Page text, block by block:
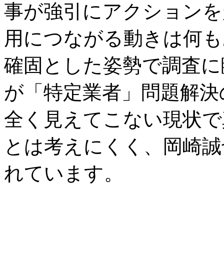
事が強引にアクション
用につながる動きは何
確固とした姿勢で調査
が「特定業者」問題解
全く見えてこない現状
とは考えにくく、岡崎
れています。